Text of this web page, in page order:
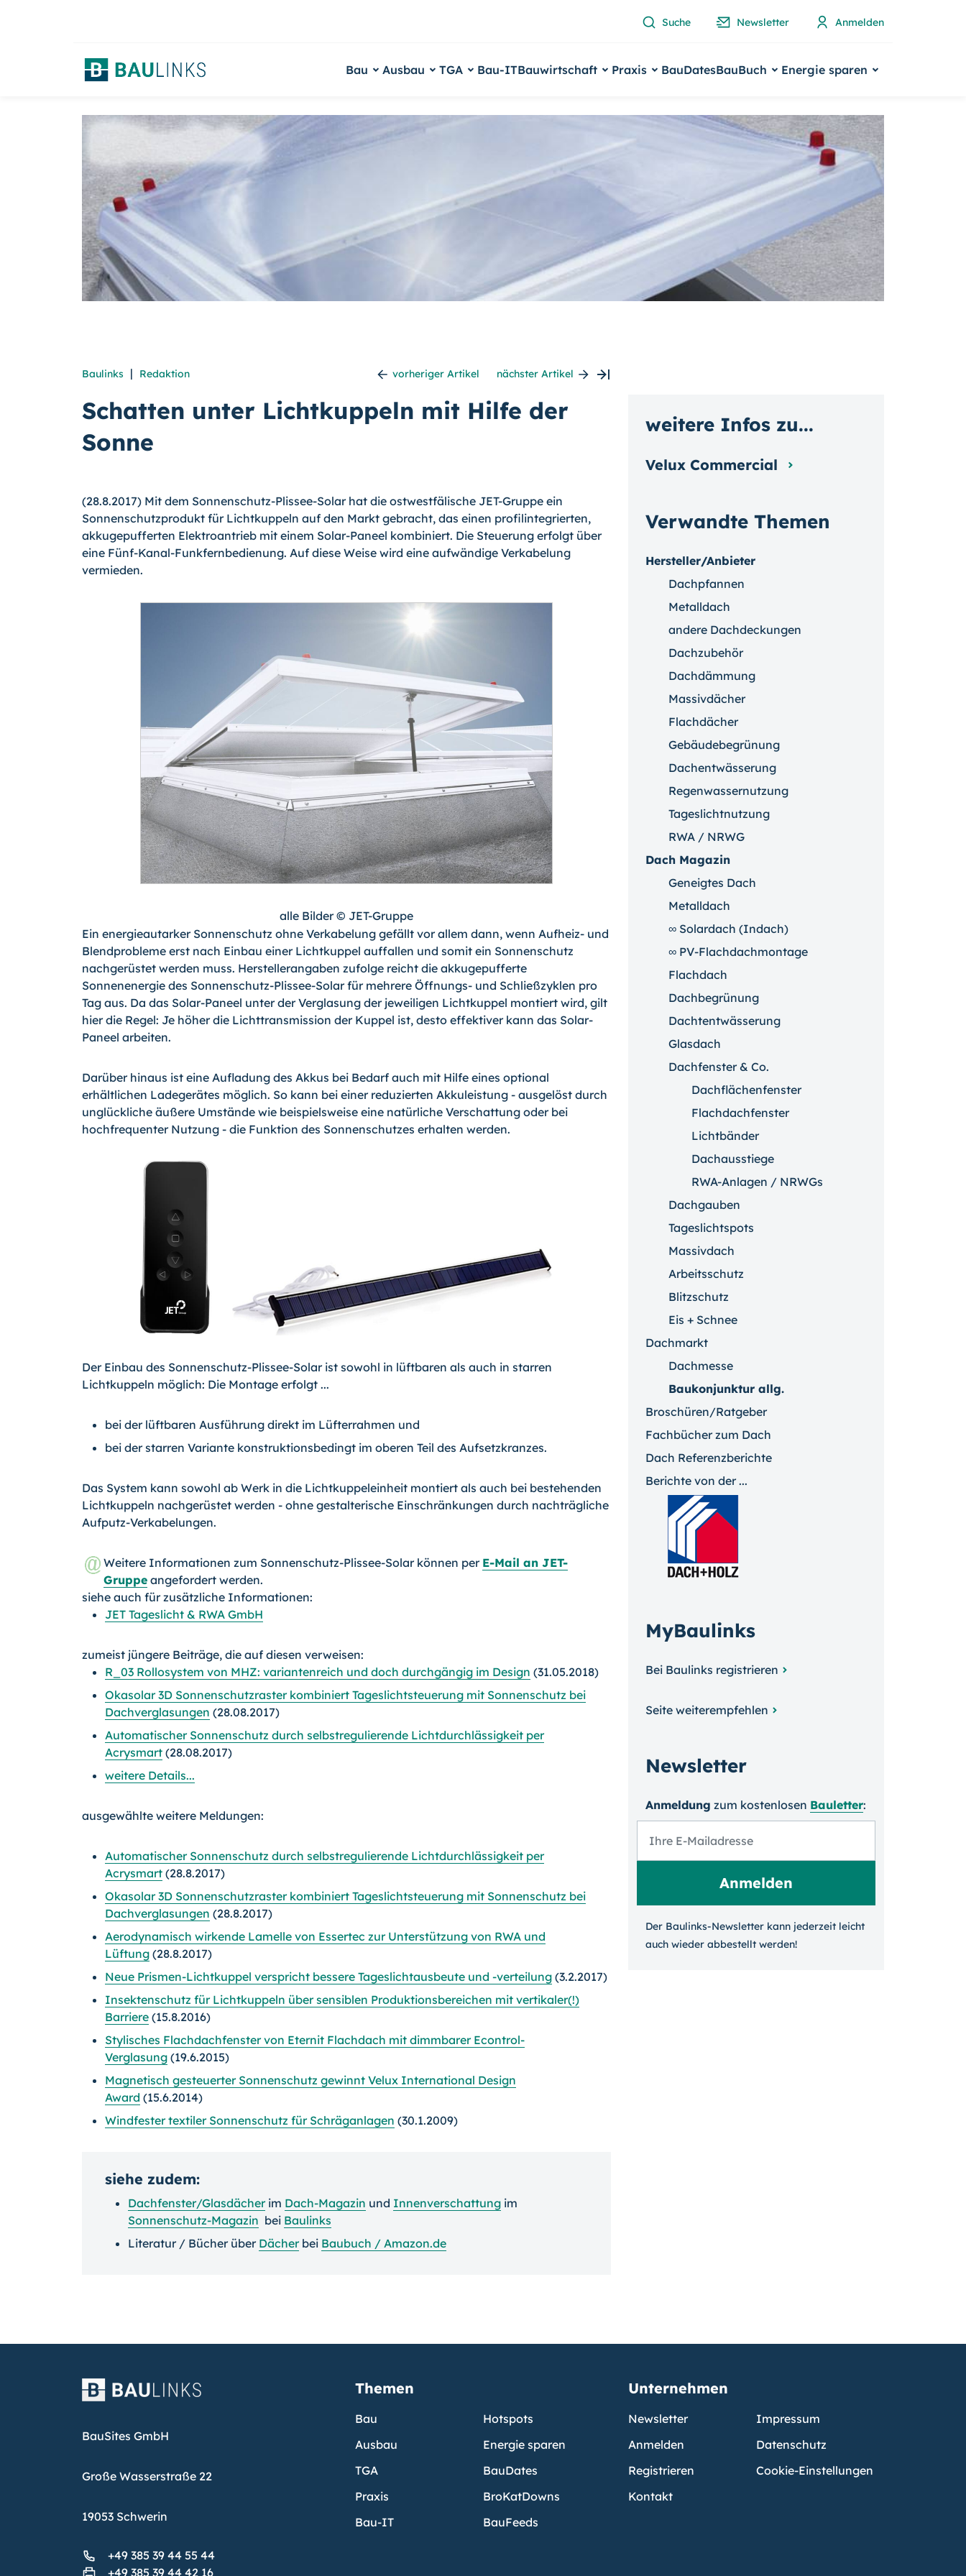
Suche Newsletter Anmelden
Bau Ausbau TGA Bau-ITBauwirtschaft Praxis BauDatesBauBuch Energie sparen
Baulinks | Redaktion vorheriger Artikel nächster Artikel
Schatten unter Lichtkuppeln mit Hilfe der
Sonne
(28.8.2017) Mit dem Sonnenschutz-Plissee-Solar hat die ostwestfälische JET-Gruppe ein
Sonnenschutzprodukt für Lichtkuppeln auf den Markt gebracht, das einen profilintegrierten,
akkugepufferten Elektroantrieb mit einem Solar-Paneel kombiniert. Die Steuerung erfolgt über
eine Fünf-Kanal-Funkfernbedienung. Auf diese Weise wird eine aufwändige Verkabelung
vermieden.
alle Bilder © JET-Gruppe
Ein energieautarker Sonnenschutz ohne Verkabelung gefällt vor allem dann, wenn Aufheiz- und
Blendprobleme erst nach Einbau einer Lichtkuppel auffallen und somit ein Sonnenschutz
nachgerüstet werden muss. Herstellerangaben zufolge reicht die akkugepufferte
Sonnenenergie des Sonnenschutz-Plissee-Solar für mehrere Öffnungs- und Schließzyklen pro
Tag aus. Da das Solar-Paneel unter der Verglasung der jeweiligen Lichtkuppel montiert wird, gilt
hier die Regel: Je höher die Lichttransmission der Kuppel ist, desto effektiver kann das Solar-
Paneel arbeiten.
Darüber hinaus ist eine Aufladung des Akkus bei Bedarf auch mit Hilfe eines optional
erhältlichen Ladegerätes möglich. So kann bei einer reduzierten Akkuleistung - ausgelöst durch
unglückliche äußere Umstände wie beispielsweise eine natürliche Verschattung oder bei
hochfrequenter Nutzung - die Funktion des Sonnenschutzes erhalten werden.
Der Einbau des Sonnenschutz-Plissee-Solar ist sowohl in lüftbaren als auch in starren
Lichtkuppeln möglich: Die Montage erfolgt ...
bei der lüftbaren Ausführung direkt im Lüfterrahmen und
bei der starren Variante konstruktionsbedingt im oberen Teil des Aufsetzkranzes.
Das System kann sowohl ab Werk in die Lichtkuppeleinheit montiert als auch bei bestehenden
Lichtkuppeln nachgerüstet werden - ohne gestalterische Einschränkungen durch nachträgliche
Aufputz-Verkabelungen.
Weitere Informationen zum Sonnenschutz-Plissee-Solar können per E-Mail an JET-
Gruppe angefordert werden.
siehe auch für zusätzliche Informationen:
JET Tageslicht & RWA GmbH
zumeist jüngere Beiträge, die auf diesen verweisen:
R_03 Rollosystem von MHZ: variantenreich und doch durchgängig im Design (31.05.2018)
Okasolar 3D Sonnenschutzraster kombiniert Tageslicht­steu­erung mit Sonnenschutz bei
Dachverglasungen (28.08.2017)
Automatischer Sonnenschutz durch selbstregulierende Lichtdurchlässigkeit per
Acrysmart (28.08.2017)
weitere Details...
ausgewählte weitere Meldungen:
Automatischer Sonnenschutz durch selbstregulierende Lichtdurchlässigkeit per
Acrysmart (28.8.2017)
Okasolar 3D Sonnenschutzraster kombiniert Tageslichtsteuerung mit Sonnenschutz bei
Dachverglasungen (28.8.2017)
Aerodynamisch wirkende Lamelle von Essertec zur Unterstützung von RWA und
Lüftung (28.8.2017)
Neue Prismen-Lichtkuppel verspricht bessere Tageslichtausbeute und -verteilung (3.2.2017)
Insektenschutz für Lichtkuppeln über sensiblen Produktionsbereichen mit vertikaler(!)
Barriere (15.8.2016)
Stylisches Flachdachfenster von Eternit Flachdach mit dimmbarer Econtrol-
Verglasung (19.6.2015)
Magnetisch gesteuerter Sonnenschutz gewinnt Velux International Design
Award (15.6.2014)
Windfester textiler Sonnenschutz für Schräganlagen (30.1.2009)
siehe zudem:
Dachfenster/Glasdächerim Dach-Magazin und Innenverschattung im
Sonnenschutz-Magazin bei Baulinks
Literatur / Bücher über Dächerbei Baubuch / Amazon.de
Verwandte Themen
Hersteller/Anbieter
Dachpfannen
Metalldach
andere Dachdeckungen
Dachzubehör
Dachdämmung
Massivdächer
Flachdächer
Gebäudebegrünung
Dachentwässerung
Regenwassernutzung
Tageslichtnutzung
RWA / NRWG
Dach Magazin
Geneigtes Dach
Metalldach
∞ Solardach (Indach)
∞ PV-Flachdachmontage
Flachdach
Dachbegrünung
Dachtentwässerung
Glasdach
Dachfenster & Co.
Dachflächenfenster
Flachdachfenster
Lichtbänder
Dachausstiege
RWA-Anlagen / NRWGs
Dachgauben
Tageslichtspots
Massivdach
Arbeitsschutz
Blitzschutz
Eis + Schnee
Dachmarkt
Dachmesse
Baukonjunktur allg.
Broschüren/Ratgeber
Fachbücher zum Dach
Dach Referenzberichte
Berichte von der ...
MyBaulinks
Bei Baulinks registrieren
Seite weiterempfehlen
Newsletter
Anmeldung zum kosten­losen Bauletter:
Der Baulinks-Newsletter kann jeder­zeit leicht
auch wieder ab­bestellt werden!
weitere Infos zu...
Velux Commercial
BauSites GmbH
Große Wasserstraße 22
19053 Schwerin
+49 385 39 44 55 44
+49 385 39 44 42 16
Themen
Bau
Ausbau
TGA
Praxis
Bau-IT
Hotspots
Energie sparen
BauDates
BroKatDowns
BauFeeds
Unternehmen
Newsletter
Anmelden
Registrieren
Kontakt
Impressum
Datenschutz
Cookie-Einstellungen